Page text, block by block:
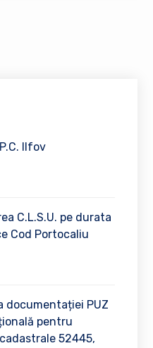
Ilfov
C.L.S.U. pe durata
Cod Portocaliu
documentației PUZ
pentru
52445,